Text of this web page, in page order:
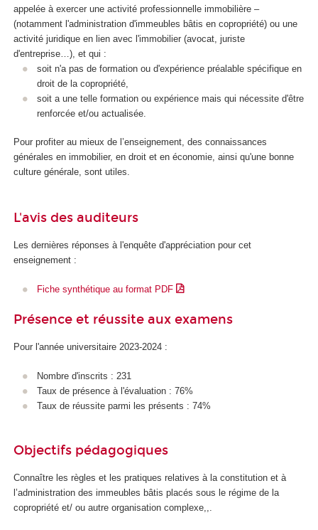
appelée à exercer une activité professionnelle immobilière –
(notamment l'administration d'immeubles bâtis en copropriété) ou une
activité juridique en lien avec l'immobilier (avocat, juriste
d'entreprise…), et qui :
soit n'a pas de formation ou d'expérience préalable spécifique en
droit de la copropriété,
soit a une telle formation ou expérience mais qui nécessite d'être
renforcée et/ou actualisée.
Pour profiter au mieux de l’enseignement, des connaissances
générales en immobilier, en droit et en économie, ainsi qu'une bonne
culture générale, sont utiles.
L'avis des auditeurs
Les dernières réponses à l'enquête d'appréciation pour cet
enseignement :
Fiche synthétique au format PDF
Présence et réussite aux examens
Pour l'année universitaire 2023-2024 :
Nombre d'inscrits : 231
Taux de présence à l'évaluation : 76%
Taux de réussite parmi les présents : 74%
Objectifs pédagogiques
Connaître les règles et les pratiques relatives à la constitution et à
l’administration des immeubles bâtis placés sous le régime de la
copropriété et/ ou autre organisation complexe,,.